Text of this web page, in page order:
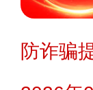
防诈骗